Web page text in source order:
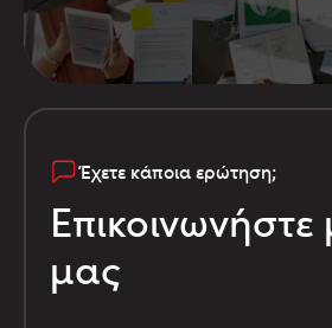
Έχετε κάποια ερώτηση;
Επικοινωνήστε
μας